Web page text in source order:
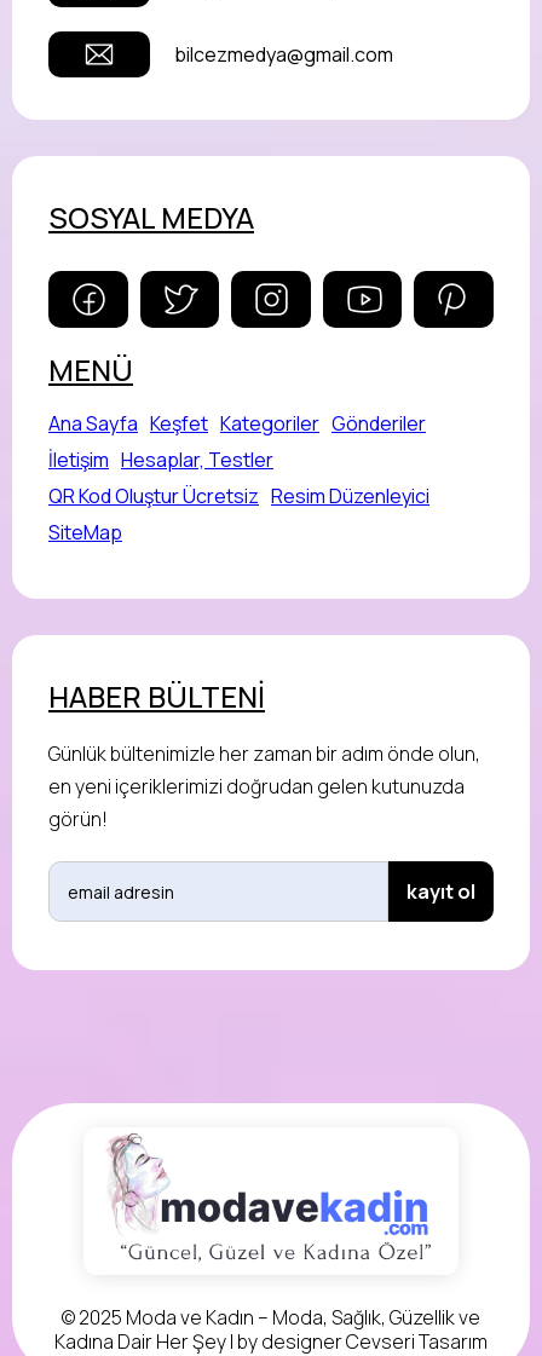
bilcezmedya@gmail.com
SOSYAL MEDYA
MENÜ
Ana Sayfa Keşfet Kategoriler Gönderiler
İletişim Hesaplar, Testler
QR Kod Oluştur Ücretsiz Resim Düzenleyici
SiteMap
HABER BÜLTENİ
Günlük bültenimizle her zaman bir adım önde olun,
en yeni içeriklerimizi doğrudan gelen kutunuzda
görün!
© 2025 Moda ve Kadın – Moda, Sağlık, Güzellik ve
Kadına Dair Her Şey | by designerCevseri Tasarım